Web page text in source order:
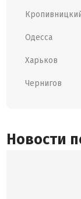
Одесса
Харьков
Чернигов
Новости